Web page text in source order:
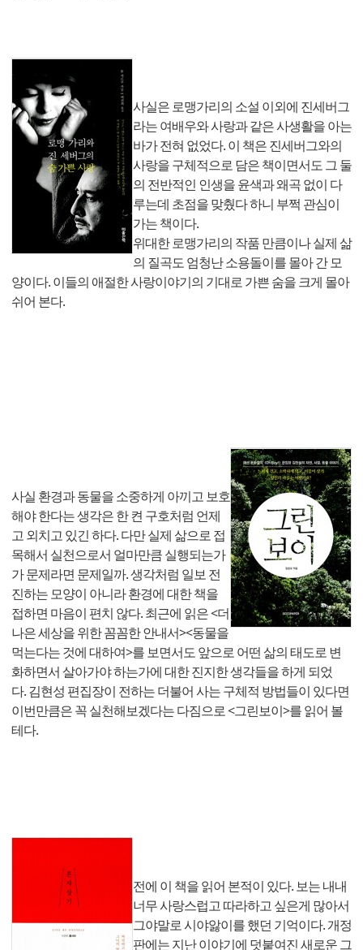
사실은 로맹가리의 소설 이외에 진세버그
라는 여배우와 사랑과 같은 사생활을 아는
바가 전혀 없었다. 이 책은 진세버그와의
사랑을 구체적으로 담은 책이면서도 그 둘
의 전반적인 인생을 윤색과 왜곡 없이 다
루는데 초점을 맞췄다 하니 부쩍 관심이
가는 책이다.
위대한 로맹가리의 작품 만큼이나 실제 삶
의 질곡도 엄청난 소용돌이를 몰아 간 모
양이다. 이들의 애절한 사랑이야기의 기대로 가쁜 숨을 크게 몰아
쉬어 본다.
사실 환경과 동물을 소중하게 아끼고 보호
해야 한다는 생각은 한 켠 구호처럼 언제
고 외치고 있긴 하다. 다만 실제 삶으로 접
목해서 실천으로서 얼마만큼 실행되는가
가 문제라면 문제일까. 생각처럼 일보 전
진하는 모양이 아니라 환경에 대한 책을
접하면 마음이 편치 않다. 최근에 읽은 <더
나은 세상을 위한 꼼꼼한 안내서><동물을
먹는다는 것에 대하여>를 보면서도 앞으로 어떤 삶의 태도로 변
화하면서 살아가야 하는가에 대한 진지한 생각들을 하게 되었
다. 김현성 편집장이 전하는 더불어 사는 구체적 방법들이 있다면
이번만큼은 꼭 실천해보겠다는 다짐으로 <그린보이>를 읽어 볼
테다.
전에 이 책을 읽어 본적이 있다. 보는 내내
너무 사랑스럽고 따라하고 싶은게 많아서
그야말로 시야앓이를 했던 기억이다. 개정
판에는 지난 이야기에 덧붙여진 새로운 그